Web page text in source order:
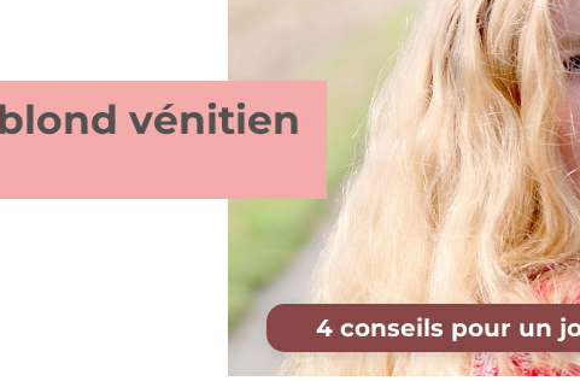
vénitien
4 conseils pour un